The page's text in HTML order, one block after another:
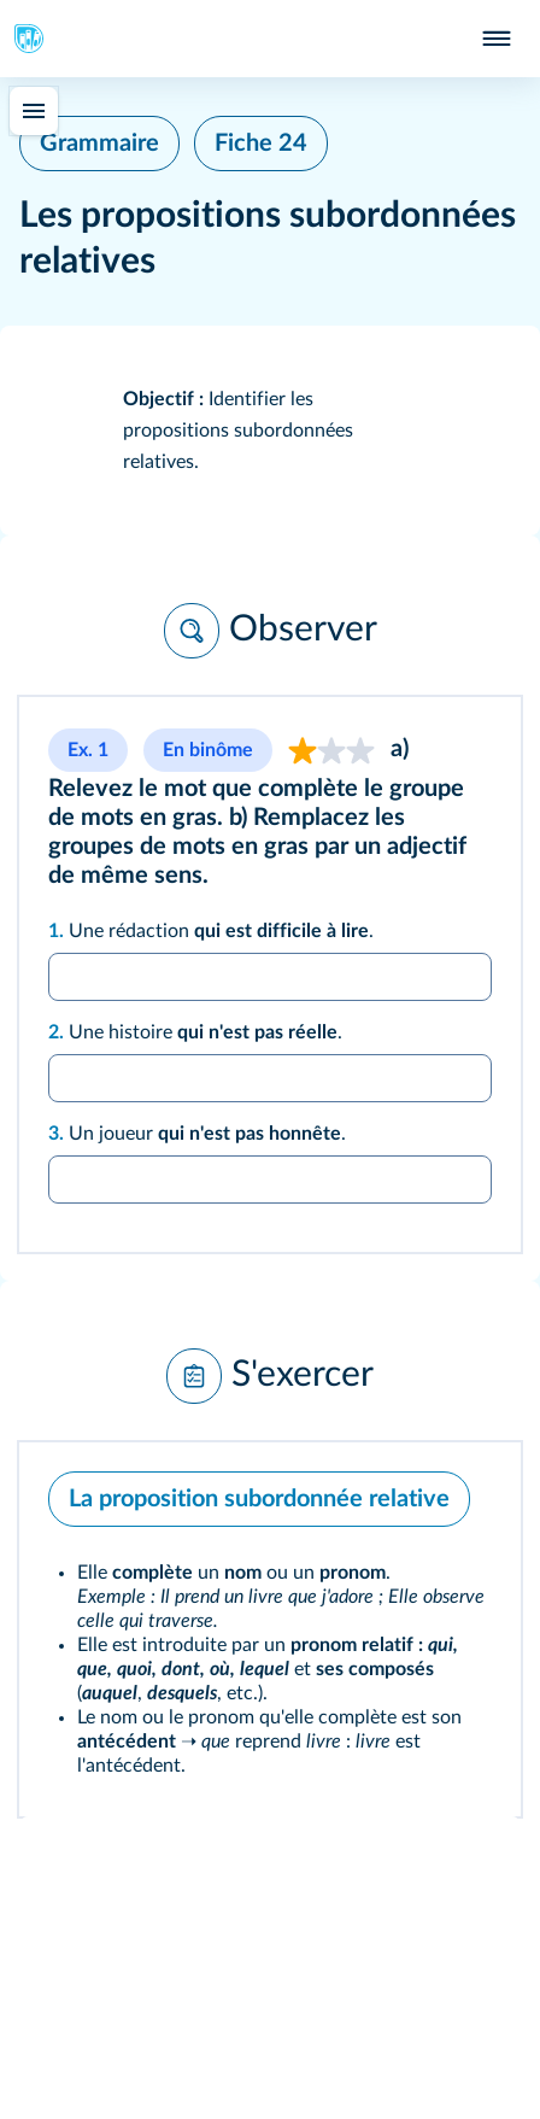
Grammaire Fiche 24
Les propositions subordonnées
relatives
Objectif : Identifier les
propositions subordonnées
relatives.
Observer
Ex. 1 En binôme
Relevez le mot que complète le groupe
de mots en gras. b) Remplacez les
groupes de mots en gras par un adjectif
de même sens.
1. Une rédaction qui est difficile à lire.
2. Une histoire qui n'est pas réelle.
3. Un joueur qui n'est pas honnête.
S'exercer
La proposition subordonnée relative
Elle complète un nom ou un pronom.
Exemple : Il prend un livre que j'adore ; Elle observe
celle qui traverse.
Elle est introduite par un pronom relatif : qui,
que, quoi, dont, où, lequel et ses composés
(auquel, desquels, etc.).
Le nom ou le pronom qu'elle complète est son
antécédent ➝ que reprend livre : livre est
l'antécédent.